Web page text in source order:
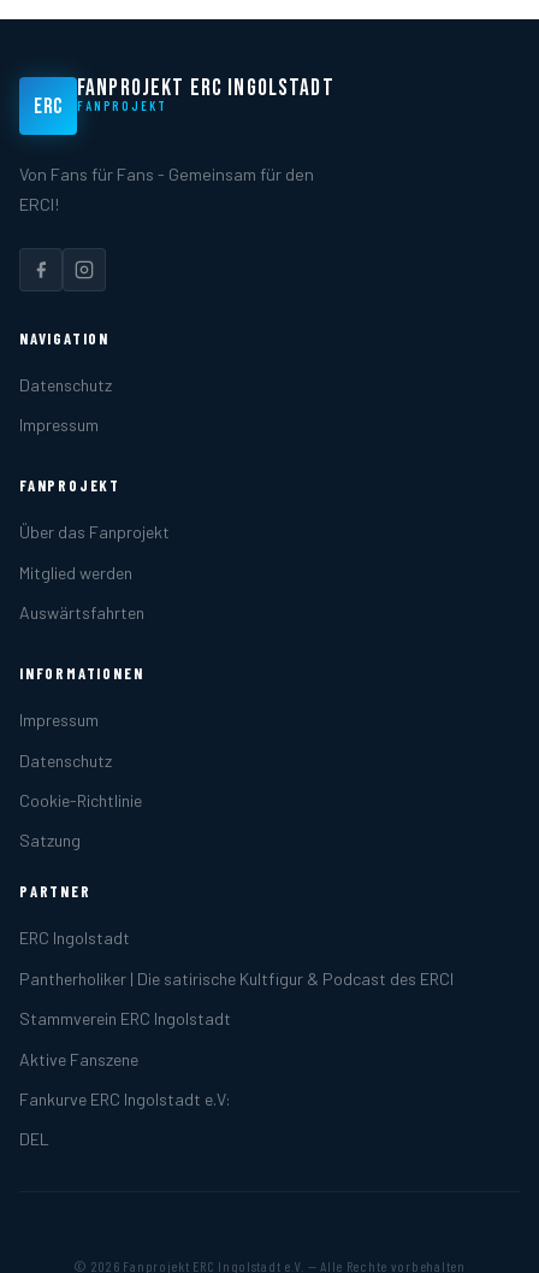
ERC
FANPROJEKT ERC INGOLSTADT
FANPROJEKT
Von Fans für Fans - Gemeinsam für den
ERCI!
NAVIGATION
Datenschutz
Impressum
FANPROJEKT
Über das Fanprojekt
Mitglied werden
Auswärtsfahrten
INFORMATIONEN
Impressum
Datenschutz
Cookie-Richtlinie
Satzung
PARTNER
ERC Ingolstadt
Pantherholiker | Die satirische Kultfigur & Podcast des ERCI
Stammverein ERC Ingolstadt
Aktive Fanszene
Fankurve ERC Ingolstadt e.V:
DEL
© 2026 Fanprojekt ERC Ingolstadt e.V. — Alle Rechte vorbehalten